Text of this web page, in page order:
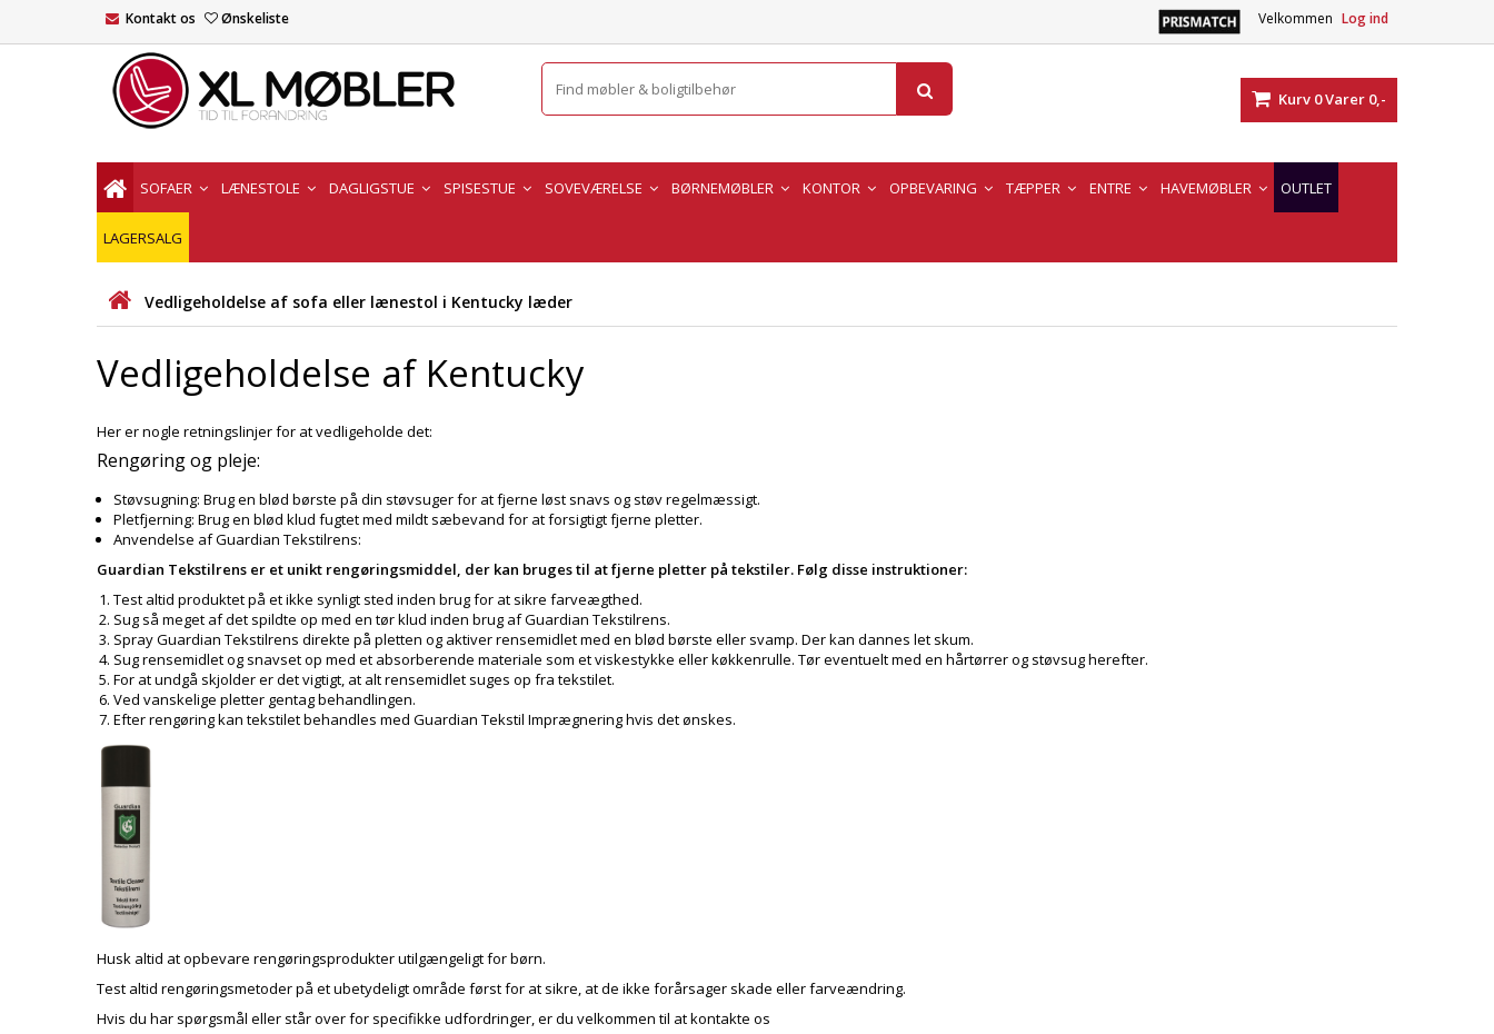
Velkommen Log ind
Kontakt os Ønskeliste
Kurv 0Varer 0,-
SOFAER LÆNESTOLE DAGLIGSTUE SPISESTUE SOVEVÆRELSE BØRNEMØBLER KONTOR OPBEVARING TÆPPER ENTRE HAVEMØBLER OUTLET
LAGERSALG
Vedligeholdelse af sofa eller lænestol i Kentucky læder
Vedligeholdelse af Kentucky
Her er nogle retningslinjer for at vedligeholde det:
Rengøring og pleje:
Støvsugning: Brug en blød børste på din støvsuger for at fjerne løst snavs og støv regelmæssigt.
Pletfjerning: Brug en blød klud fugtet med mildt sæbevand for at forsigtigt fjerne pletter.
Anvendelse af Guardian Tekstilrens:
Guardian Tekstilrens er et unikt rengøringsmiddel, der kan bruges til at fjerne pletter på tekstiler. Følg disse instruktioner:
Test altid produktet på et ikke synligt sted inden brug for at sikre farveægthed.
Sug så meget af det spildte op med en tør klud inden brug af Guardian Tekstilrens.
Spray Guardian Tekstilrens direkte på pletten og aktiver rensemidlet med en blød børste eller svamp. Der kan dannes let skum.
Sug rensemidlet og snavset op med et absorberende materiale som et viskestykke eller køkkenrulle. Tør eventuelt med en hårtørrer og støvsug herefter.
For at undgå skjolder er det vigtigt, at alt rensemidlet suges op fra tekstilet.
Ved vanskelige pletter gentag behandlingen.
Efter rengøring kan tekstilet behandles med Guardian Tekstil Imprægnering hvis det ønskes.
Husk altid at opbevare rengøringsprodukter utilgængeligt for børn.
Test altid rengøringsmetoder på et ubetydeligt område først for at sikre, at de ikke forårsager skade eller farveændring.
Hvis du har spørgsmål eller står over for specifikke udfordringer, er du velkommen til at kontakte os